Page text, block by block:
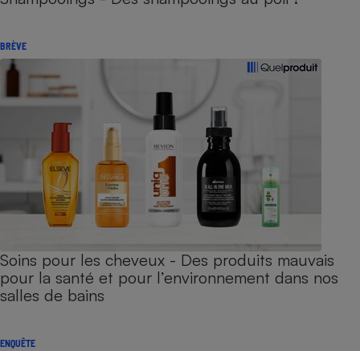
BRÈVE
Soins pour les cheveux - Des produits mauvais
pour la santé et pour l’environnement dans nos
salles de bains
ENQUÊTE